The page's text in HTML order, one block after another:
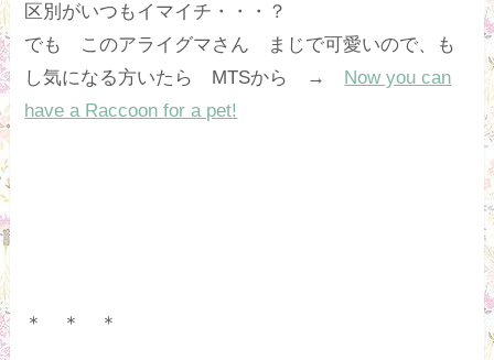
区別がいつもイマイチ・・・？
でも このアライグマさん まじで可愛いので、も
し気になる方いたら MTSから → Now you can
have a Raccoon for a pet!
＊ ＊ ＊